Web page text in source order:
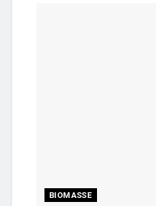
BIOMASSE